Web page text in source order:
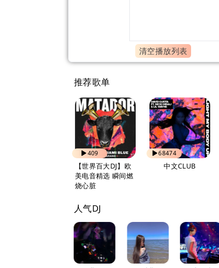
清空播放列表
推荐歌单
409
【世界百大DJ】欧
美电音精选 瞬间燃
烧心脏
68474
中文CLUB
人气DJ